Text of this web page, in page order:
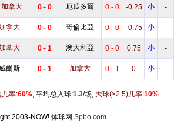
加拿大 0 - 0 厄瓜多爾 0 - 0 -0.25 小
-
拿大 0 - 0 哥倫比亞 0 - 0 -0.75 小
-
拿大 0 - 1 澳大利亞 0 - 0 0.75 小
-
威爾斯 0 - 1 加拿大 0 - 1 0 小 -
率:60%, 平均总入球:1.3/场, 大球(>2.5)几率:10%
2003-NOW! 体球网 Spbo.com